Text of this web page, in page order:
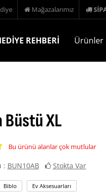
Mağazalarımız
REHBERİ Ürünler
XL
Bu ürünü alanlar çok mutlular
: BUN10AB Stokta Var
Biblo Ev Aksesuarları